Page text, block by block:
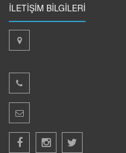
İLETİŞİM BİLGİLERİ